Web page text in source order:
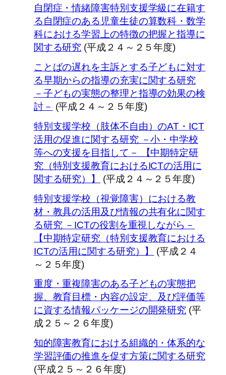
自閉症・情緒障害特別支援学級に在籍す
る自閉症のある児童生徒の算数科・数学
科における学習上の特徴の把握と指導に
関する研究 (平成２４～２５年度)
ことばの遅れを主訴とする子どもに対す
る早期からの指導の充実に関する研究
－子どもの実態の整理と指導の効果の検
討－ (平成２４～２５年度)
特別支援学校（肢体不自由）のAT・ICT
活用の促進に関する研究 －小・中学校
等への支援を目指して－ 【中期特定研
究（特別支援教育におけるICTの活用に
関する研究）】
(平成２４～２５年度)
特別支援学校（視覚障害）における教
材・教具の活用及び情報の共有化に関す
る研究 －ICTの役割を重視しながら－
【中期特定研究（特別支援教育における
ICTの活用に関する研究）】
(平成２４
～２５年度)
重度・重複障害のある子どもの実態把
握、教育目標・内容の設定、及び評価等
に資する情報パッケージの開発研究 (平
成２５～２６年度)
知的障害教育における組織的・体系的な
学習評価の推進を促す方策に関する研究
(平成２５～２６年度)